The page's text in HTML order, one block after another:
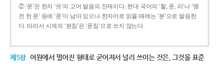
② ‘푼’은 한자 ‘分’의 고어 발음의 잔재이다. 현대 국어의 ‘할, 푼, 리’나 ‘땡
전 한 푼’ 등에 ‘푼’이 남아 있으나 한자어로 읽을 때에는 ‘분’으로 발음한
다. 따라서 시계의 ‘분침’은 ‘푼침’으로 쓰지 않는다.
제5항 어원에서 멀어진 형태로 굳어져서 널리 쓰이는 것은, 그것을 표준